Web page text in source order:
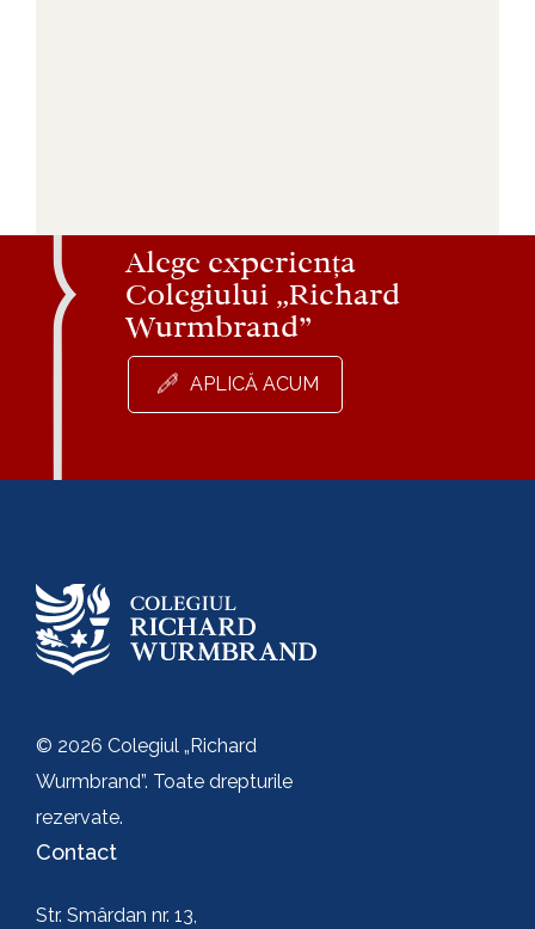
Alege experiența
Colegiului „Richard
Wurmbrand”
APLICĂ ACUM
© 2026 Colegiul „Richard
Wurmbrand”. Toate drepturile
rezervate.
Contact
Str. Smârdan nr. 13,